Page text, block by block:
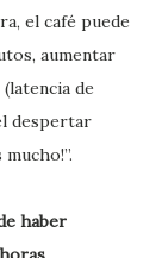
el café puede
aumentar
de
despertar
haber